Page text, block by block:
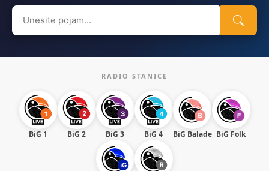
Search
for:
RADIO STANICE
BiG 1 BiG 2 BiG 3 BiG 4 BiG Balade BiG Folk